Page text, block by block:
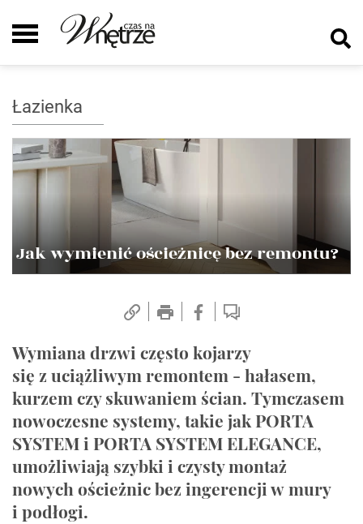
Łazienka
Jak wymienić ościeżnicę bez remontu?
Wymiana drzwi często kojarzy
się z uciążliwym remontem - hałasem,
kurzem czy skuwaniem ścian. Tymczasem
nowoczesne systemy, takie jak PORTA
SYSTEM i PORTA SYSTEM ELEGANCE,
umożliwiają szybki i czysty montaż
nowych ościeżnic bez ingerencji w mury
i podłogi.